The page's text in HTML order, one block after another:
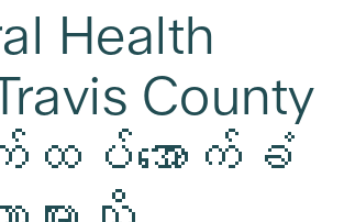
Health
County
ထပ်အောက်ခံ